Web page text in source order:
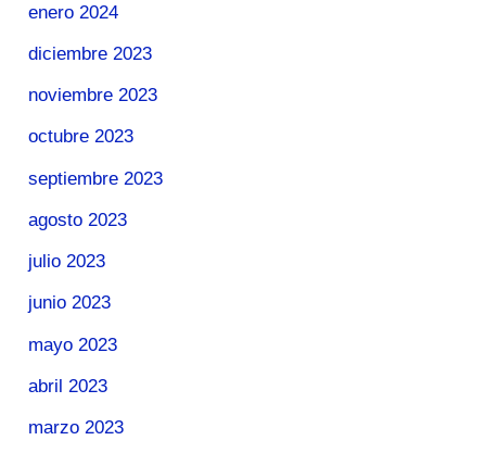
enero 2024
diciembre 2023
noviembre 2023
octubre 2023
septiembre 2023
agosto 2023
julio 2023
junio 2023
mayo 2023
abril 2023
marzo 2023